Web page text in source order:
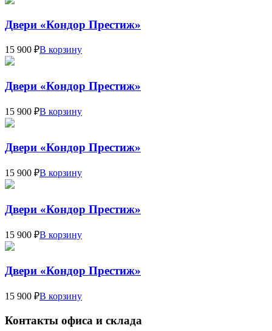
Двери «Кондор Престиж»
15 900 ₽В корзину
Двери «Кондор Престиж»
15 900 ₽В корзину
Двери «Кондор Престиж»
15 900 ₽В корзину
Двери «Кондор Престиж»
15 900 ₽В корзину
Двери «Кондор Престиж»
15 900 ₽В корзину
Контакты офиса и склада